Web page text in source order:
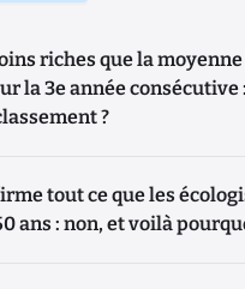
riches que la moyenne
la 3e année consécutive
?
tout ce que les
ans : non, et voilà